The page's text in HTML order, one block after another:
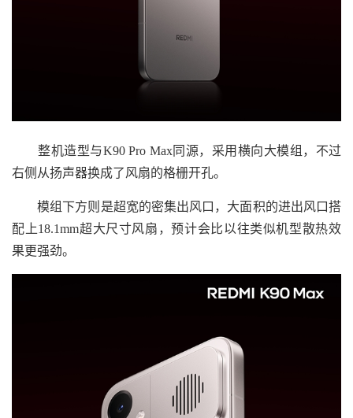
整机造型与K90 Pro Max同源，采用横向大模组，不过
右侧从扬声器换成了风扇的格栅开孔。
模组下方则是超宽的密集出风口，大面积的进出风口搭
配上18.1mm超大尺寸风扇，预计会比以往类似机型散热效
果更强劲。